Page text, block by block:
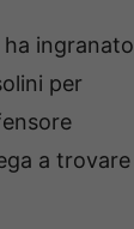
ingranato
per
a trovare